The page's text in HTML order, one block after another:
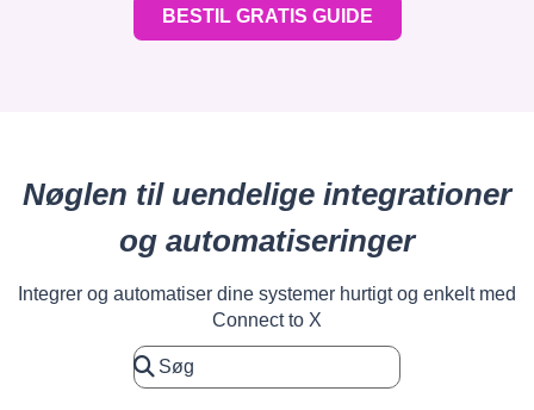
BESTIL GRATIS GUIDE
Nøglen til uendelige integrationer
og automatiseringer
Integrer og automatiser dine systemer hurtigt og enkelt med
Connect to X